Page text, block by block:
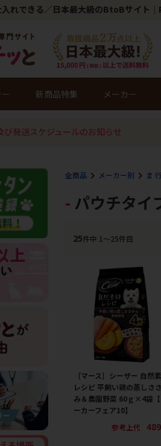
れできる／日本最大級のBtoBサイト｜
新商品特集 メーカー
び発送スケジュールのお知らせ
全商品 メーカー別 ま 行
パウチタイ
25件中 1〜25件目
［マース］シーザー 自然
レシピ 平飼い鶏の蒸しささ
み＆農園野菜 60ｇ×4袋【
ーカーフェア10】
参考上代